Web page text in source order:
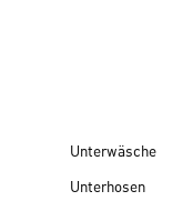
Unterwäsche
Unterhosen